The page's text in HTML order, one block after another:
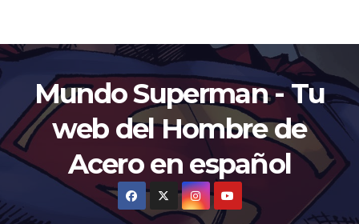
Mundo Superman - Tu
web del Hombre de
Acero en español